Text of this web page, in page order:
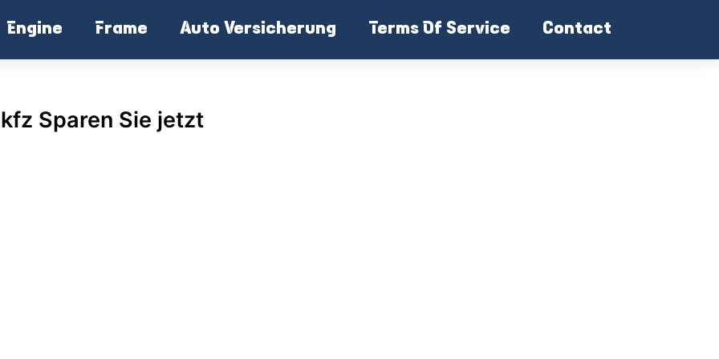
Engine Frame Auto Versicherung Terms Of Service Contact
Sparen Sie jetzt